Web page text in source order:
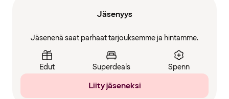
Jäsenyys
Jäsenenä saat parhaat tarjouksemme ja hintamme.
Edut Superdeals Spenn
Liity jäseneksi